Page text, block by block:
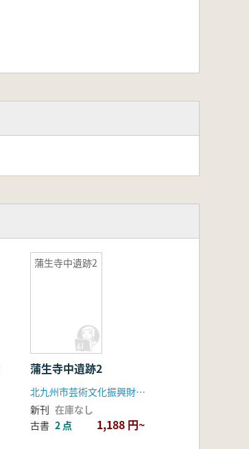
蒲生寺中遺跡2
蒲生寺中遺跡2
北九州市芸術文化振興財団埋蔵文化財調査室
新刊 在庫なし
古書 2 点 1,188 円~